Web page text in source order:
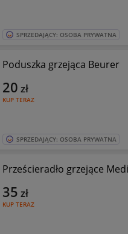
SPRZEDAJĄCY: OSOBA PRYWATNA
Poduszka grzejąca Beurer
KUP TERAZ
20 zł
SPRZEDAJĄCY: OSOBA PRYWATNA
Prześcieradło grzejące
KUP TERAZ
35 zł